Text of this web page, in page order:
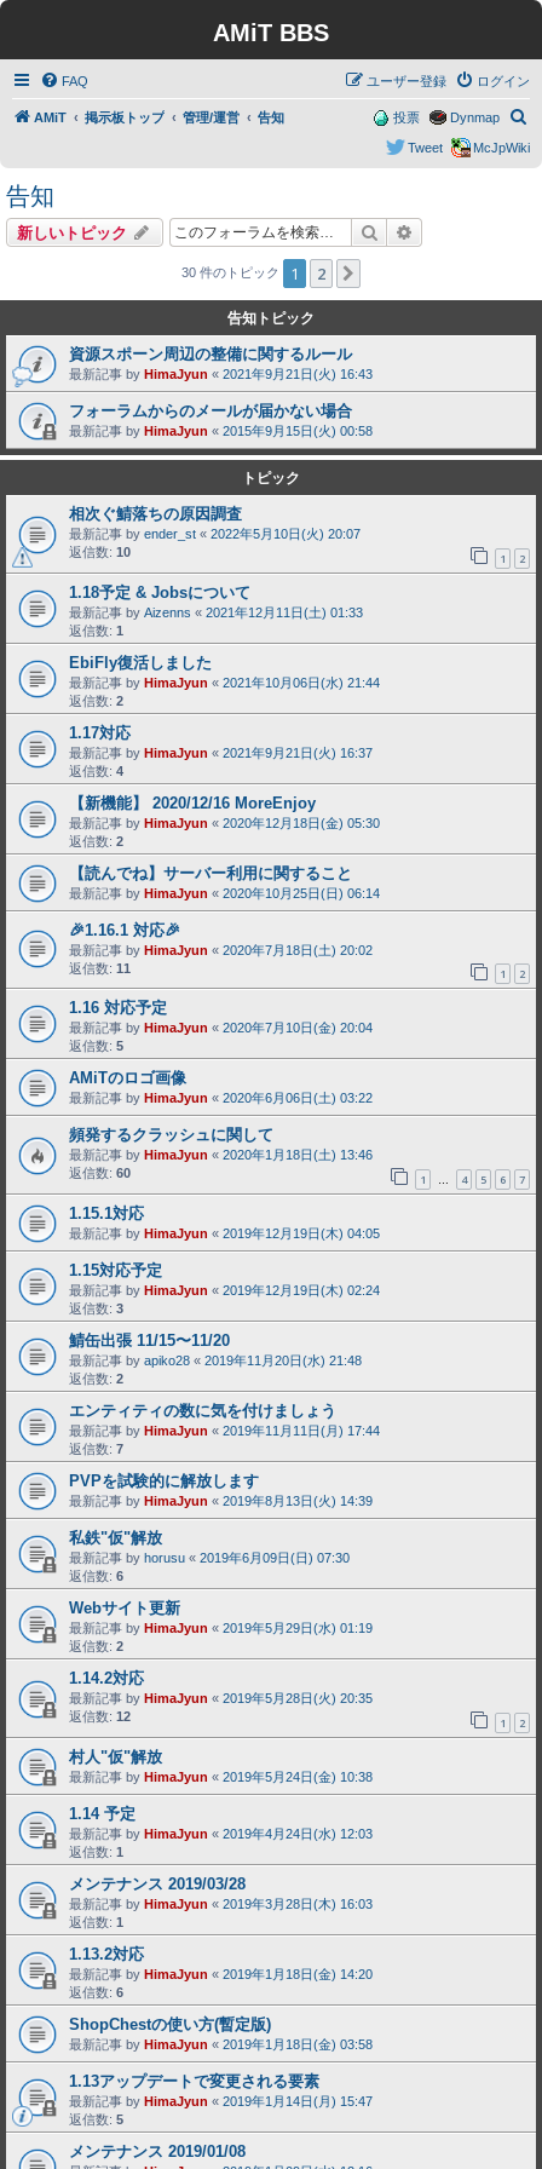
AMiT BBS
FAQ ログイン
ユーザー登録
AMiT 掲示板トップ 管理/運営 告知
索
Dynmap
投票
McJpWiki
Tweet
告知
新しいトピック 検索
30 件のトピック 1 2
告知トピック
資源スポーン周辺の整備に関するルール
最新記事 by HimaJyun « 2021年9月21日(火) 16:43
フォーラムからのメールが届かない場合
最新記事 by HimaJyun « 2015年9月15日(火) 00:58
トピック
相次ぐ鯖落ちの原因調査
最新記事 by ender_st « 2022年5月10日(火) 20:07
返信数: 10 1 2
1.18予定 & Jobsについて
最新記事 by Aizenns « 2021年12月11日(土) 01:33
返信数: 1
EbiFly復活しました
最新記事 by HimaJyun « 2021年10月06日(水) 21:44
返信数: 2
1.17対応
最新記事 by HimaJyun « 2021年9月21日(火) 16:37
返信数: 4
【新機能】 2020/12/16 MoreEnjoy
最新記事 by HimaJyun « 2020年12月18日(金) 05:30
返信数: 2
【読んでね】サーバー利用に関すること
最新記事 by HimaJyun « 2020年10月25日(日) 06:14
🎉1.16.1 対応🎉
最新記事 by HimaJyun « 2020年7月18日(土) 20:02
返信数: 11 1 2
1.16 対応予定
最新記事 by HimaJyun « 2020年7月10日(金) 20:04
返信数: 5
AMiTのロゴ画像
最新記事 by HimaJyun « 2020年6月06日(土) 03:22
頻発するクラッシュに関して
最新記事 by HimaJyun « 2020年1月18日(土) 13:46
返信数: 60 1 … 4 5 6 7
1.15.1対応
最新記事 by HimaJyun « 2019年12月19日(木) 04:05
1.15対応予定
最新記事 by HimaJyun « 2019年12月19日(木) 02:24
返信数: 3
鯖缶出張 11/15〜11/20
最新記事 by apiko28 « 2019年11月20日(水) 21:48
返信数: 2
エンティティの数に気を付けましょう
最新記事 by HimaJyun « 2019年11月11日(月) 17:44
返信数: 7
PVPを試験的に解放します
最新記事 by HimaJyun « 2019年8月13日(火) 14:39
私鉄"仮"解放
最新記事 by horusu « 2019年6月09日(日) 07:30
返信数: 6
Webサイト更新
最新記事 by HimaJyun « 2019年5月29日(水) 01:19
返信数: 2
1.14.2対応
最新記事 by HimaJyun « 2019年5月28日(火) 20:35
返信数: 12 1 2
村人"仮"解放
最新記事 by HimaJyun « 2019年5月24日(金) 10:38
1.14 予定
最新記事 by HimaJyun « 2019年4月24日(水) 12:03
返信数: 1
メンテナンス 2019/03/28
最新記事 by HimaJyun « 2019年3月28日(木) 16:03
返信数: 1
1.13.2対応
最新記事 by HimaJyun « 2019年1月18日(金) 14:20
返信数: 6
ShopChestの使い方(暫定版)
最新記事 by HimaJyun « 2019年1月18日(金) 03:58
1.13アップデートで変更される要素
最新記事 by HimaJyun « 2019年1月14日(月) 15:47
返信数: 5
メンテナンス 2019/01/08